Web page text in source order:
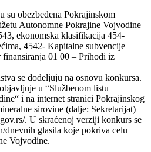
su obezbeđena Pokrajinskom
Autonomne Pokrajine Vojvodine
ekonomska klasifikacija 454-
4542- Kapitalne subvencije
01 00 – Prihodi iz
se dodeljuju na osnovu konkursa.
u “Službenom listu
i na internet stranici Pokrajinskog
sirovine (dalje: Sekretarijat)
. U skraćenoj verziji konkurs se
dnevnih glasila koje pokriva celu
Vojvodine.